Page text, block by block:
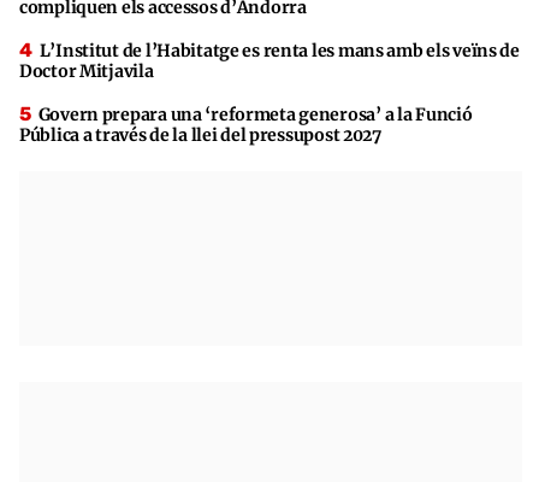
compliquen els accessos d’Andorra
L’Institut de l’Habitatge es renta les mans amb els veïns de
Doctor Mitjavila
Govern prepara una ‘reformeta generosa’ a la Funció
Pública a través de la llei del pressupost 2027